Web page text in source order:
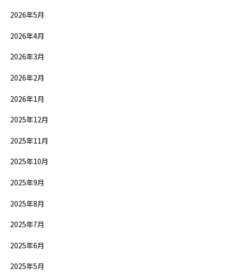
2026年5月
2026年4月
2026年3月
2026年2月
2026年1月
2025年12月
2025年11月
2025年10月
2025年9月
2025年8月
2025年7月
2025年6月
2025年5月